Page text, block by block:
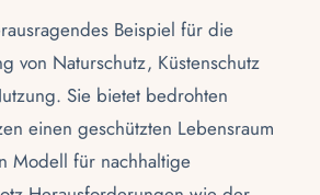
Beispiel für die
von Naturschutz, Küstenschutz
Sie bietet bedrohten
einen geschützten Lebensraum
Modell für nachhaltige